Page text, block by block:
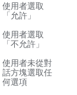
使用者選取
「允許」
使用者選取
「不允許」
使用者未從對
話方塊選取任
何選項